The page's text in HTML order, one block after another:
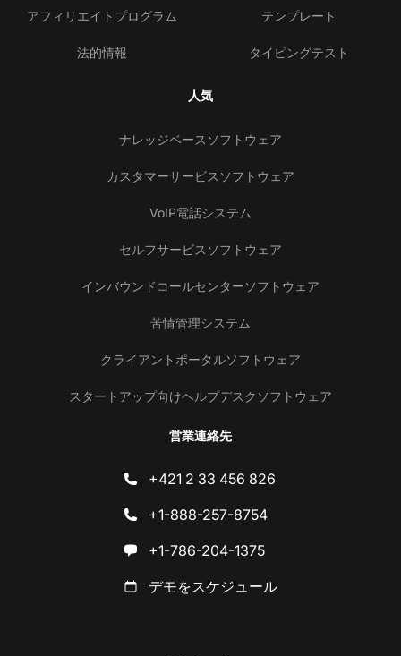
アフィリエイトプログラム
法的情報
テンプレート
タイピングテスト
人気
ナレッジベースソフトウェア
カスタマーサービスソフトウェア
VoIP電話システム
セルフサービスソフトウェア
インバウンドコールセンターソフトウェア
苦情管理システム
クライアントポータルソフトウェア
スタートアップ向けヘルプデスクソフトウェア
営業連絡先
+421 2 33 456 826
+1-888-257-8754
+1-786-204-1375
デモをスケジュール